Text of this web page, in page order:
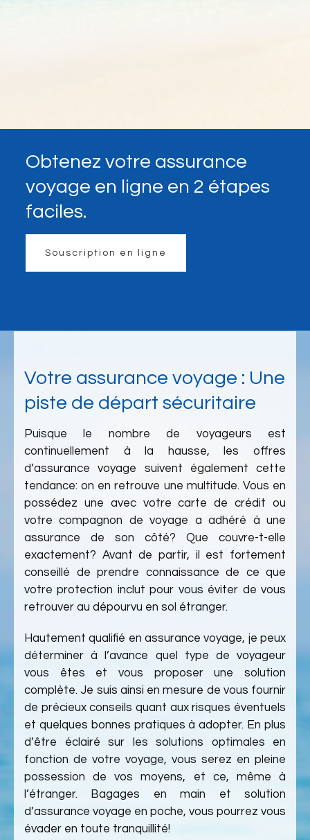
Obtenez votre assurance
voyage en ligne en 2 étapes
faciles.
Souscription en ligne
Votre assurance voyage : Une
piste de départ sécuritaire
Puisque le nombre de voyageurs est
continuellement à la hausse, les offres
d’assurance voyage suivent également cette
tendance: on en retrouve une multitude. Vous en
possédez une avec votre carte de crédit ou
votre compagnon de voyage a adhéré à une
assurance de son côté? Que couvre-t-elle
exactement? Avant de partir, il est fortement
conseillé de prendre connaissance de ce que
votre protection inclut pour vous éviter de vous
retrouver au dépourvu en sol étranger.
Hautement qualifié en assurance voyage, je peux
déterminer à l’avance quel type de voyageur
vous êtes et vous proposer une solution
complète. Je suis ainsi en mesure de vous fournir
de précieux conseils quant aux risques éventuels
et quelques bonnes pratiques à adopter. En plus
d’être éclairé sur les solutions optimales en
fonction de votre voyage, vous serez en pleine
possession de vos moyens, et ce, même à
l’étranger. Bagages en main et solution
d’assurance voyage en poche, vous pourrez vous
évader en toute tranquillité!